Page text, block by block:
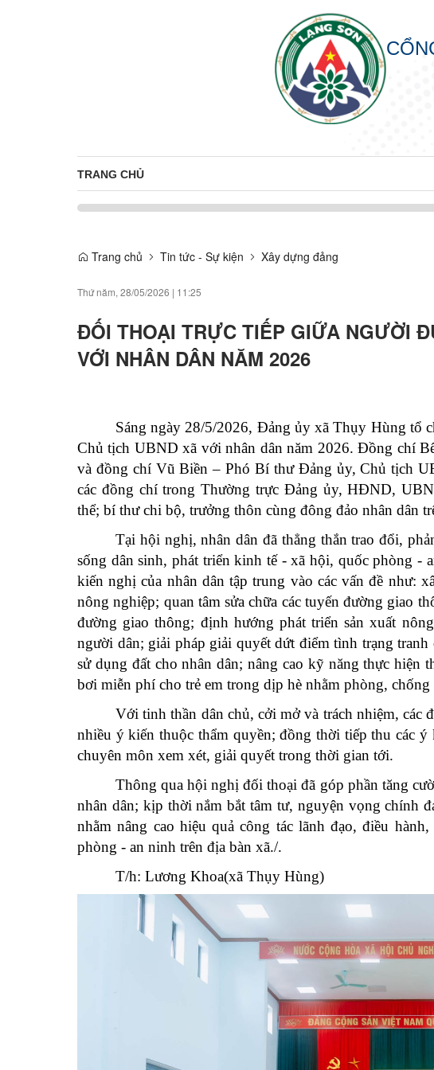
TRANG CHỦ
Trang chủ Tin tức - Sự kiện Xây dựng đảng
Thứ năm, 28/05/2026 | 11:25
ĐỐI THOẠI TRỰC TIẾP GIỮA NGƯỜI
VỚI NHÂN DÂN NĂM 2026
Sáng ngày 28/5/2026, Đảng ủy xã Thụy Hùng tổ
Chủ tịch UBND xã với nhân dân năm 2026. Đồng chí
và đồng chí Vũ Biền – Phó Bí thư Đảng ủy, Chủ tịch
các đồng chí trong Thường trực Đảng ủy, HĐND,
thể; bí thư chi bộ, trưởng thôn cùng đông đảo nhân dân
Tại hội nghị, nhân dân đã thẳng thắn trao đổi,
sống dân sinh, phát triển kinh tế - xã hội, quốc phòng
kiến nghị của nhân dân tập trung vào các vấn đề như:
nông nghiệp; quan tâm sửa chữa các tuyến đường giao
đường giao thông; định hướng phát triển sản xuất
người dân; giải pháp giải quyết dứt điểm tình trạng
sử dụng đất cho nhân dân; nâng cao kỹ năng thực
bơi miễn phí cho trẻ em trong dịp hè nhằm phòng,
Với tinh thần dân chủ, cởi mở và trách nhiệm,
nhiều ý kiến thuộc thẩm quyền; đồng thời tiếp thu các
chuyên môn xem xét, giải quyết trong thời gian tới.
Thông qua hội nghị đối thoại đã góp phần tăng
nhân dân; kịp thời nắm bắt tâm tư, nguyện vọng chính
nhằm nâng cao hiệu quả công tác lãnh đạo, điều
phòng - an ninh trên địa bàn xã./.
T/h: Lương Khoa(xã Thụy Hùng)